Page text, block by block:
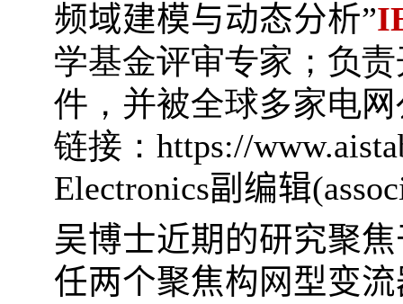
频域建模与动态分析”
学基金评审专家；负
件，并被全球多家电
链接： https://
Electronics副编辑
吴博士近期的研究聚
任两个聚焦构网型变